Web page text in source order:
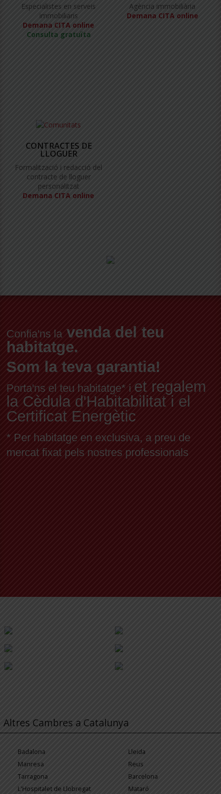
Especialistes en serveis
immobiliaris
Demana CITA online
Consulta gratuïta
Agència immobiliària
Demana CITA online
CONTRACTES DE
LLOGUER
Formalització i redacció del
contracte de lloguer
personalitzat
Demana CITA online
Confia'ns la venda del teu
habitatge.
Som la teva garantia!
Porta'ns el teu habitatge* i et regalem
la Cèdula d'Habitabilitat i el
Certificat Energètic
* Per habitatge en exclusiva, a preu de
mercat fixat pels nostres professionals
Altres Cambres a Catalunya
Badalona
Lleida
Manresa
Reus
Tarragona
Barcelona
L'Hospitalet de Llobregat
Mataró